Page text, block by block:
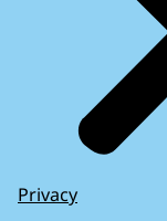
Privacy